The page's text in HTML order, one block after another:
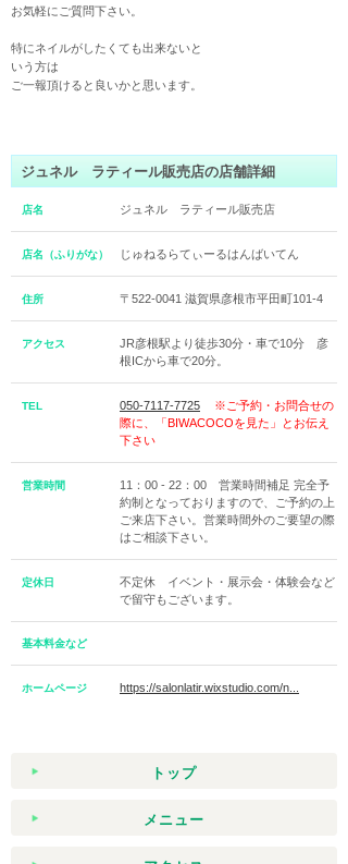
お気軽にご質問下さい。
特にネイルがしたくても出来ないと
いう方は
ご一報頂けると良いかと思います。
ジュネル ラティール販売店の店舗詳細
店名 ジュネル ラティール販売店
店名（ふりがな） じゅねるらてぃーるはんばいてん
住所 〒522-0041 滋賀県彦根市平田町101-4
アクセス
JR彦根駅より徒歩30分・車で10分 彦
根ICから車で20分。
TEL 050-7117-7725
※ご予約・お問合せの
際に、「BIWACOCOを見た」とお伝え
下さい
営業時間
11：00 - 22：00 営業時間補足 完全予
約制となっておりますので、ご予約の上
ご来店下さい。営業時間外のご要望の際
はご相談下さい。
定休日
不定休 イベント・展示会・体験会など
で留守もございます。
基本料金など
ホームページ https://salonlatir.wixstudio.com/n...
トップ
メニュー